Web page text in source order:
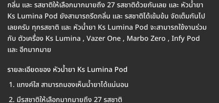
กลิ่น และ รสชาติให้เลือกมากมายถึง 27 รสชาติด้วยกันเลย และ หัวน้ำยา
Ks Lumina Pod ยังสามารถรีดกลิ่น และ รสชาติได้เข้มข้น จัดเต็มกันไป
เลยครับ ทุกรสชาติ และ หัวน้ำยา Ks Lumina Pod จะสามารถใช้งานร่วม
กับ ตัวเครื่อง Ks Lumina , Vazer One , Marbo Zero , Infy Pod
และ อีกมากมาย
รายละเอียดของ หัวน้ำยา Ks Lumina Pod
แทงค์ใส สามารถมองเห็นน้ำยาได้แน่นอน
มีรสชาติให้เลือกมากมายถึง 27 รสชาติ